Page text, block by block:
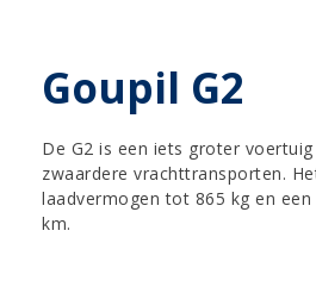
Goupil G2
De G2 is een iets groter
zwaardere vrachttransporten.
laadvermogen tot 865 kg en
km.